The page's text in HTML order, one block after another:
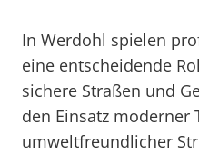
In Werdohl spielen
eine entscheidende
sichere Straßen und
den Einsatz moderner
umweltfreundlicher